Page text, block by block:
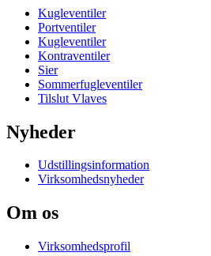
Kugleventiler
Portventiler
Kugleventiler
Kontraventiler
Sier
Sommerfugleventiler
Tilslut Vlaves
Nyheder
Udstillingsinformation
Virksomhedsnyheder
Om os
Virksomhedsprofil